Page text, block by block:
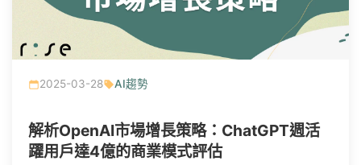
2025-03-28 AI趨勢
解析OpenAI市場增長策略：ChatGPT週活
躍用戶達4億的商業模式評估